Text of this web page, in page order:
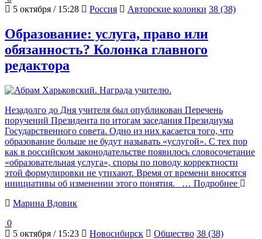
5 октября / 15:28
Россия Авторские колонки 38 (38)
Образование: услуга, право или
обязанность? Колонка главного
редактора
Незадолго до Дня учителя был опубликован Перечень
поручений Президента по итогам заседания Президиума
Государственного совета. Одно из них касается того, что
образование больше не будут называть «услугой». С тех пор
как в российском законодательстве появилось словосочетание
«образовательная услуга», споры по поводу корректности
этой формулировки не утихают. Время от времени вносятся
инициативы об изменении этого понятия.
… Подробнее
Марина Вдовик
0
5 октября / 15:23
Новосибирск Общество 38 (38)